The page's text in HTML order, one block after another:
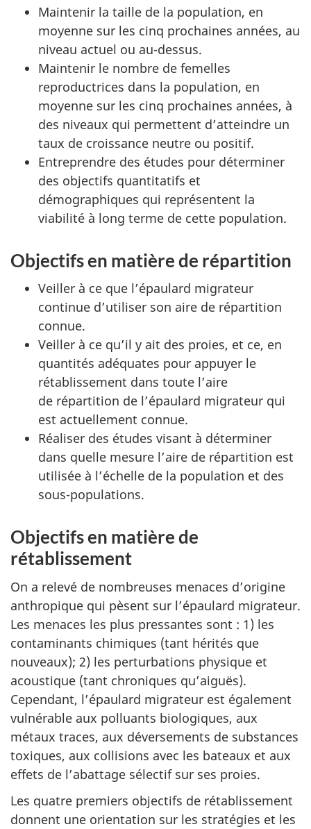
Maintenir la taille de la population, en
moyenne sur les cinq prochaines années, au
niveau actuel ou au-dessus.
Maintenir le nombre de femelles
reproductrices dans la population, en
moyenne sur les cinq prochaines années, à
des niveaux qui permettent d’atteindre un
taux de croissance neutre ou positif.
Entreprendre des études pour déterminer
des objectifs quantitatifs et
démographiques qui représentent la
viabilité à long terme de cette population.
Objectifs en matière de répartition
Veiller à ce que l’épaulard migrateur
continue d’utiliser son aire de répartition
connue.
Veiller à ce qu’il y ait des proies, et ce, en
quantités adéquates pour appuyer le
rétablissement dans toute l’aire
de répartition de l’épaulard migrateur qui
est actuellement connue.
Réaliser des études visant à déterminer
dans quelle mesure l’aire de répartition est
utilisée à l’échelle de la population et des
sous-populations.
Objectifs en matière de
rétablissement
On a relevé de nombreuses menaces d’origine
anthropique qui pèsent sur l’épaulard migrateur.
Les menaces les plus pressantes sont : 1) les
contaminants chimiques (tant hérités que
nouveaux); 2) les perturbations physique et
acoustique (tant chroniques qu’aiguës).
Cependant, l’épaulard migrateur est également
vulnérable aux polluants biologiques, aux
métaux traces, aux déversements de substances
toxiques, aux collisions avec les bateaux et aux
effets de l’abattage sélectif sur ses proies.
Les quatre premiers objectifs de rétablissement
donnent une orientation sur les stratégies et les